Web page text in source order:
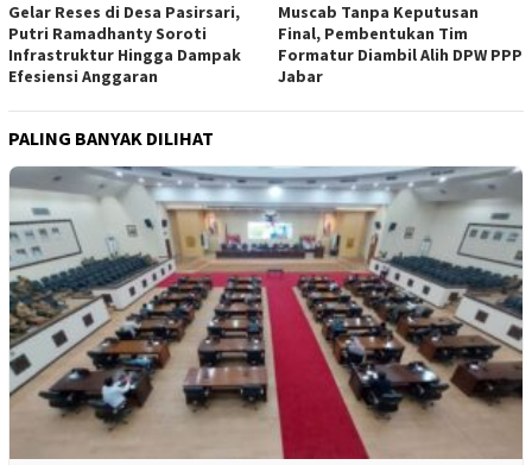
Gelar Reses di Desa Pasirsari,
Putri Ramadhanty Soroti
Infrastruktur Hingga Dampak
Efesiensi Anggaran
Muscab Tanpa Keputusan
Final, Pembentukan Tim
Formatur Diambil Alih DPW PPP
Jabar
PALING BANYAK DILIHAT